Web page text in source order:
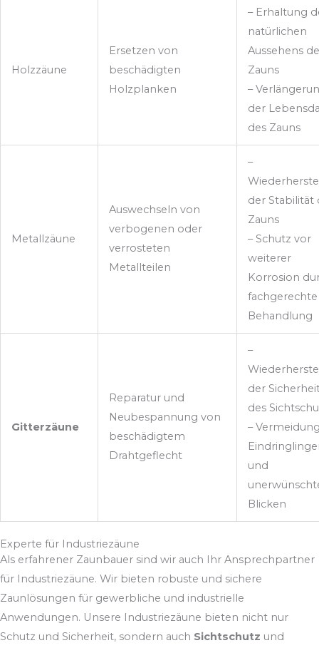
Holzzäune
Ersetzen von
beschädigten
Holzplanken
– Erhaltung
natürlichen
Aussehens
Zauns
–
der
des Zauns
Metallzäune
Auswechseln von
verbogenen oder
verrosteten
Metallteilen
–
der Stabilität
Zauns
– Schutz vor
weiterer
Korrosion
fachgerechte
Behandlung
Gitterzäune
Reparatur und
Neubespannung von
beschädigtem
Drahtgeflecht
–
der
des
–
und
Blicken
Experte für Industriezäune
Als erfahrener Zaunbauer sind wir auch Ihr Ansprechpartner
für Industriezäune. Wir bieten robuste und sichere
Zaunlösungen für gewerbliche und industrielle
Anwendungen. Unsere Industriezäune bieten nicht nur
Schutz und Sicherheit, sondern auch Sichtschutz und